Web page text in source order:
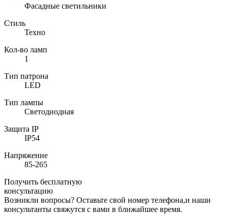
Фасадные светильники
Стиль
Техно
Кол-во ламп
1
Тип патрона
LED
Тип лампы
Светодиодная
Защита IP
IP54
Напряжение
85-265
Получить бесплатную
консультацию
Возникли вопросы? Оставьте свой номер телефона,и наши
консультанты свяжутся с вами в ближайшее время.